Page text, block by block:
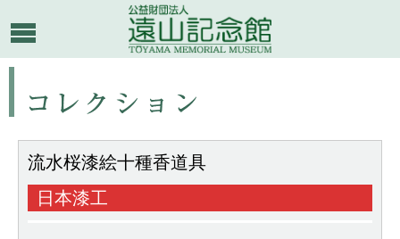
流水桜漆絵十種香道具
日本漆工